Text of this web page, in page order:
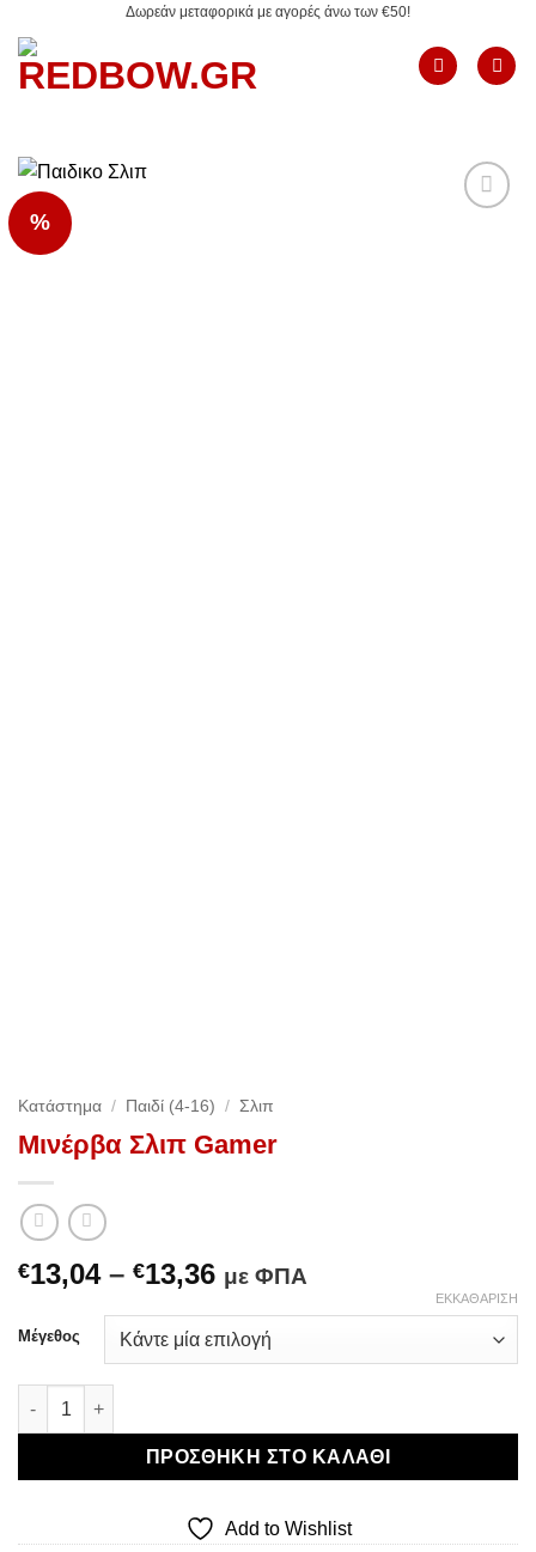
στο
περιεχόμενο
Δωρεάν μεταφορικά με αγορές άνω των €50!
%
Κατάστημα / Παιδί (4-16) / Σλιπ
Μινέρβα Σλιπ Gamer
€13,04 – €13,36Price
€13,04
through
με ΦΠΑ
Μέγεθος
ΕΚΚΑΘΆΡΙΣΗ
Μινέρβα Σλιπ Gamer ποσότητα
ΠΡΟΣΘΉΚΗ ΣΤΟ ΚΑΛΆΘΙ
Add to Wishlist